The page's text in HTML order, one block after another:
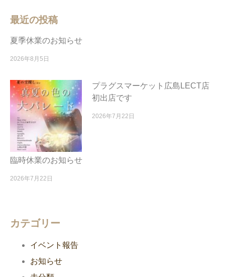
最近の投稿
夏季休業のお知らせ
2026年8月5日
プラグスマーケット広島LECT店
初出店です
2026年7月22日
臨時休業のお知らせ
2026年7月22日
カテゴリー
イベント報告
お知らせ